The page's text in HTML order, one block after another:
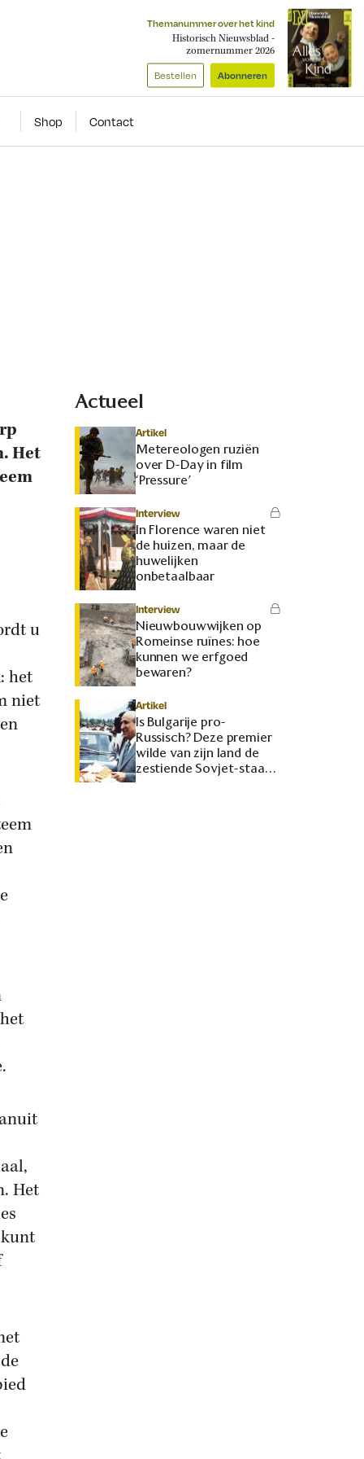
Themanummer over het kind
Historisch Nieuwsblad -
zomernummer 2026
Bestellen Abonneren
Shop Contact
Het
u
het
niet
Het
Actueel
Artikel
Metereologen ruziën
over D-Day in film
‘Pressure’
Interview
In Florence waren niet
de huizen, maar de
huwelijken
onbetaalbaar
Interview
Nieuwbouwwijken op
Romeinse ruïnes: hoe
kunnen we erfgoed
bewaren?
Artikel
Is Bulgarije pro-
Russisch? Deze premier
wilde van zijn land de
zestiende Sovjet-staat
maken